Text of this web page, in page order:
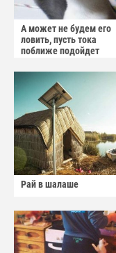
А может не будем его
ловить, пусть тока
поближе подойдет
Рай в шалаше